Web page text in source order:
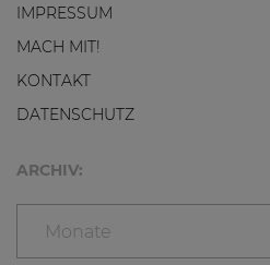
IMPRESSUM
MACH MIT!
KONTAKT
DATENSCHUTZ
ARCHIV:
Monate